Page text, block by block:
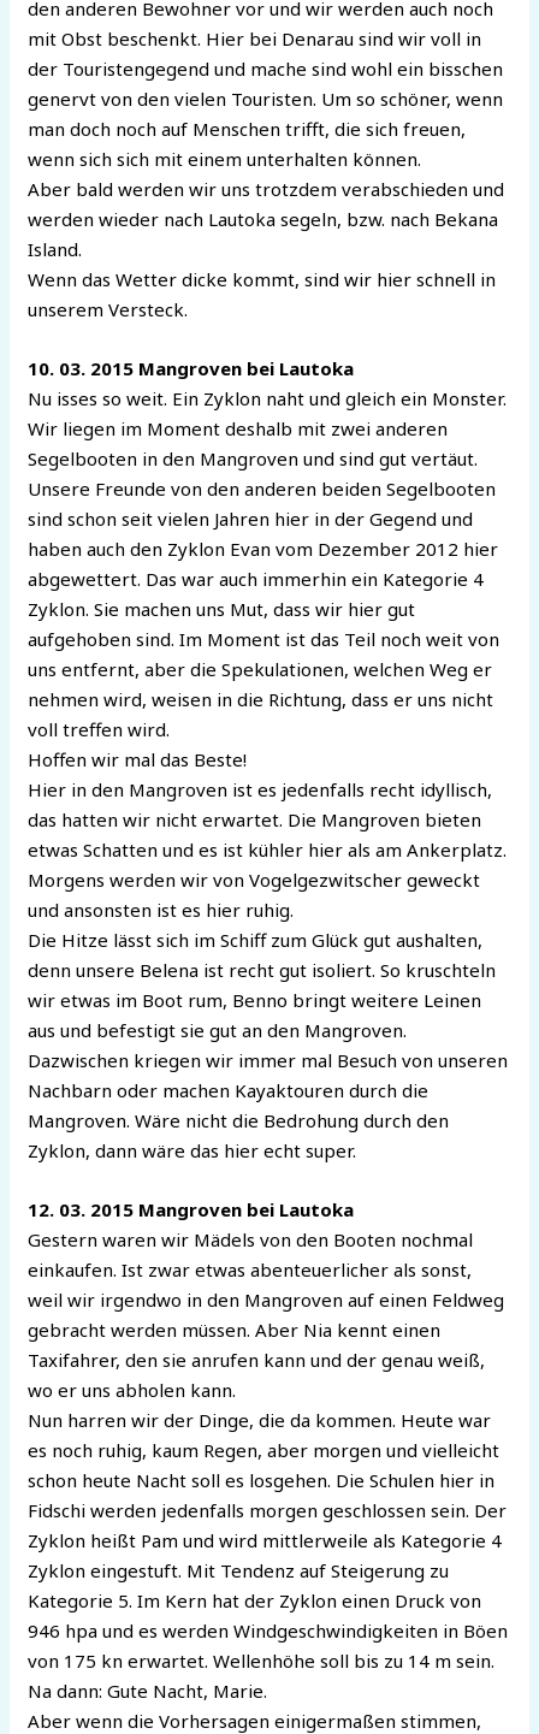
den anderen Bewohner vor und wir werden auch noch
mit Obst beschenkt. Hier bei Denarau sind wir voll in
der Touristengegend und mache sind wohl ein bisschen
genervt von den vielen Touristen. Um so schöner, wenn
man doch noch auf Menschen trifft, die sich freuen,
wenn sich sich mit einem unterhalten können.
Aber bald werden wir uns trotzdem verabschieden und
werden wieder nach Lautoka segeln, bzw. nach Bekana
Island.
Wenn das Wetter dicke kommt, sind wir hier schnell in
unserem Versteck.
10. 03. 2015 Mangroven bei Lautoka
Nu isses so weit. Ein Zyklon naht und gleich ein Monster.
Wir liegen im Moment deshalb mit zwei anderen
Segelbooten in den Mangroven und sind gut vertäut.
Unsere Freunde von den anderen beiden Segelbooten
sind schon seit vielen Jahren hier in der Gegend und
haben auch den Zyklon Evan vom Dezember 2012 hier
abgewettert. Das war auch immerhin ein Kategorie 4
Zyklon. Sie machen uns Mut, dass wir hier gut
aufgehoben sind. Im Moment ist das Teil noch weit von
uns entfernt, aber die Spekulationen, welchen Weg er
nehmen wird, weisen in die Richtung, dass er uns nicht
voll treffen wird.
Hoffen wir mal das Beste!
Hier in den Mangroven ist es jedenfalls recht idyllisch,
das hatten wir nicht erwartet. Die Mangroven bieten
etwas Schatten und es ist kühler hier als am Ankerplatz.
Morgens werden wir von Vogelgezwitscher geweckt
und ansonsten ist es hier ruhig.
Die Hitze lässt sich im Schiff zum Glück gut aushalten,
denn unsere Belena ist recht gut isoliert. So kruschteln
wir etwas im Boot rum, Benno bringt weitere Leinen
aus und befestigt sie gut an den Mangroven.
Dazwischen kriegen wir immer mal Besuch von unseren
Nachbarn oder machen Kayaktouren durch die
Mangroven. Wäre nicht die Bedrohung durch den
Zyklon, dann wäre das hier echt super.
12. 03. 2015 Mangroven bei Lautoka
Gestern waren wir Mädels von den Booten nochmal
einkaufen. Ist zwar etwas abenteuerlicher als sonst,
weil wir irgendwo in den Mangroven auf einen Feldweg
gebracht werden müssen. Aber Nia kennt einen
Taxifahrer, den sie anrufen kann und der genau weiß,
wo er uns abholen kann.
Nun harren wir der Dinge, die da kommen. Heute war
es noch ruhig, kaum Regen, aber morgen und vielleicht
schon heute Nacht soll es losgehen. Die Schulen hier in
Fidschi werden jedenfalls morgen geschlossen sein. Der
Zyklon heißt Pam und wird mittlerweile als Kategorie 4
Zyklon eingestuft. Mit Tendenz auf Steigerung zu
Kategorie 5. Im Kern hat der Zyklon einen Druck von
946 hpa und es werden Windgeschwindigkeiten in Böen
von 175 kn erwartet. Wellenhöhe soll bis zu 14 m sein.
Na dann: Gute Nacht, Marie.
Aber wenn die Vorhersagen einigermaßen stimmen,